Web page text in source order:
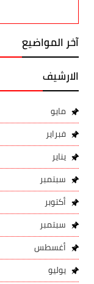
آخر المواضيع
الارشيف
مايو
فبراير
يناير
سبتمبر
أكتوبر
سبتمبر
أغسطس
يوليو